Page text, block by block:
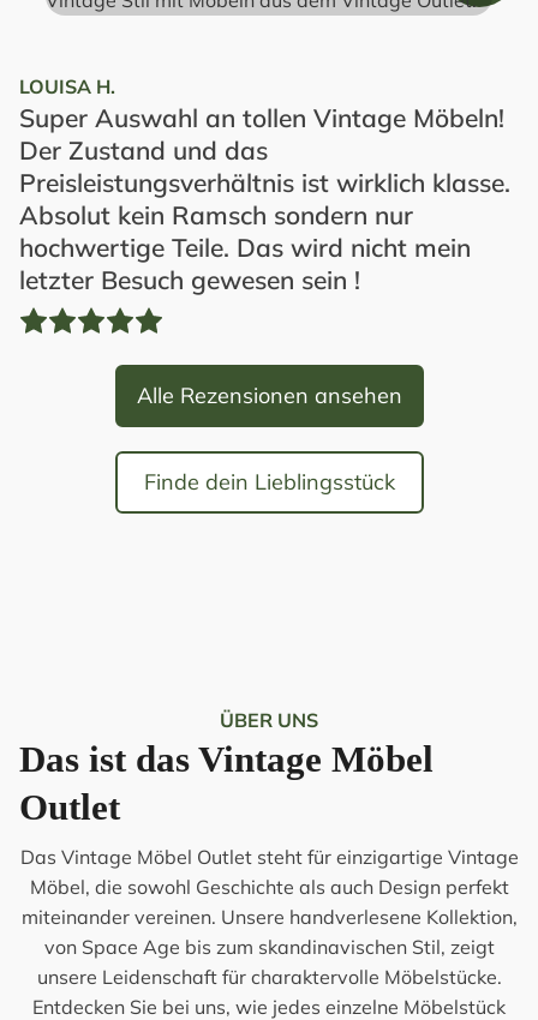
LOUISA H.
Super Auswahl an tollen Vintage Möbeln!
Der Zustand und das
Preisleistungsverhältnis ist wirklich klasse.
Absolut kein Ramsch sondern nur
hochwertige Teile. Das wird nicht mein
letzter Besuch gewesen sein !
Alle Rezensionen ansehen
Finde dein Lieblingsstück
ÜBER UNS
Das ist das Vintage Möbel
Outlet
Das Vintage Möbel Outlet steht für einzigartige Vintage
Möbel, die sowohl Geschichte als auch Design perfekt
miteinander vereinen. Unsere handverlesene Kollektion,
von Space Age bis zum skandinavischen Stil, zeigt
unsere Leidenschaft für charaktervolle Möbelstücke.
Entdecken Sie bei uns, wie jedes einzelne Möbelstück